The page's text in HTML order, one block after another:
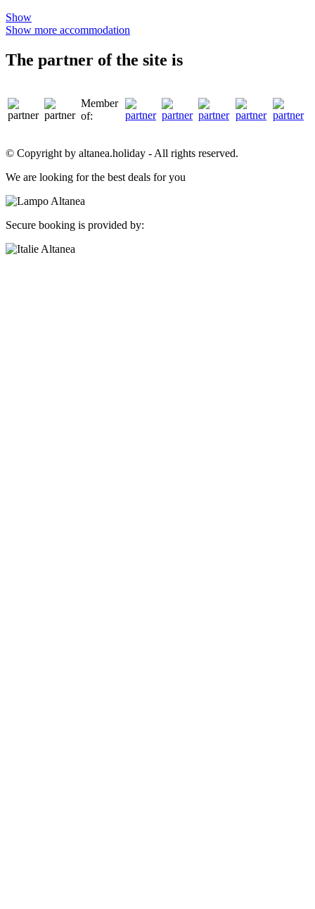
Show
Show more accommodation
The partner of the site is
Member
of:
© Copyright by altanea.holiday - All rights reserved.
We are looking for the best deals for you
Secure booking is provided by: